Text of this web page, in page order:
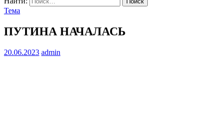
Тема
ПУТИНА НАЧАЛАСЬ
20.06.2023 admin